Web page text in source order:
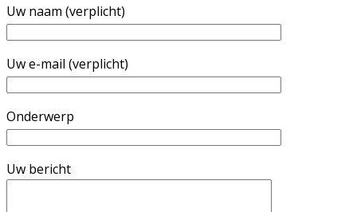
Uw naam (verplicht)
Uw e-mail (verplicht)
Onderwerp
Uw bericht